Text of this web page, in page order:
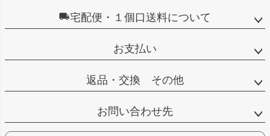
宅配便・１個口送料について
お支払い
返品・交換 その他
お問い合わせ先